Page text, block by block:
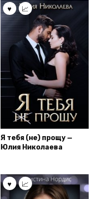
Я тебя (не) прощу —
Юлия Николаева